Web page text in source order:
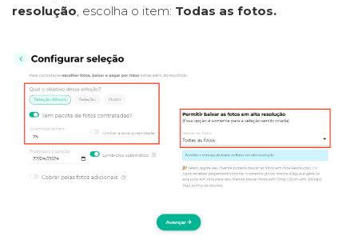
resolução, escolha o item: Todas as fotos.